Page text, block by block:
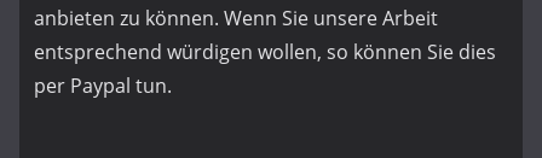
anbieten zu können. Wenn Sie unsere Arbeit
entsprechend würdigen wollen, so können Sie dies
per Paypal tun.